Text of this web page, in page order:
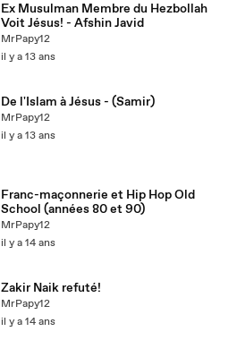
Ex Musulman Membre du Hezbollah
Voit Jésus! - Afshin Javid
MrPapy12
il y a 13 ans
De l'Islam à Jésus - (Samir)
MrPapy12
il y a 13 ans
Franc-maçonnerie et Hip Hop Old
School (années 80 et 90)
MrPapy12
il y a 14 ans
Zakir Naik refuté!
MrPapy12
il y a 14 ans